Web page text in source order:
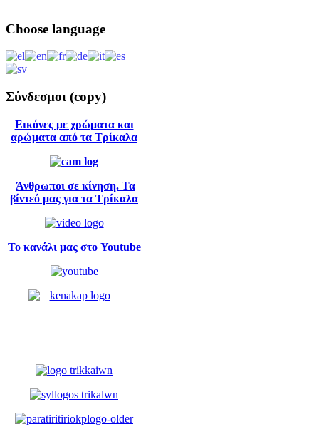
Choose language
Σύνδεσμοι (copy)
Εικόνες με χρώματα και
αρώματα από τα Τρίκαλα
Άνθρωποι σε κίνηση. Τα
βίντεό μας για τα Τρίκαλα
Το κανάλι μας στο Youtube